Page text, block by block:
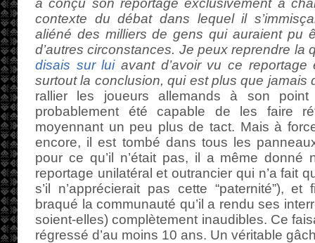
a conçu son reportage exclusivement à
contexte du débat dans lequel il
aliéné des milliers de gens qui auraient pu
d’autres circonstances. Je peux reprendre la
disais sur luiavant d’avoir vu ce reportage
surtout la conclusion, qui est plus que jamais
rallier les joueurs allemands à son
probablement été capable de les faire
moyennant un peu plus de tact. Mais à
encore, il est tombé dans tous les
pour ce qu’il n’était pas, il a même donné
reportage unilatéral et outrancier qui n’a fait
s’il n’apprécierait pas cette “paternité”),
braqué la communauté qu’il a rendu ses
soient-elles) complètement inaudibles. Ce
régressé d’au moins 10 ans. Un véritable